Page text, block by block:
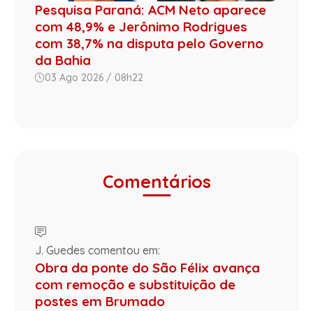
Pesquisa Paraná: ACM Neto aparece
com 48,9% e Jerônimo Rodrigues
com 38,7% na disputa pelo Governo
da Bahia
03 Ago 2026 / 08h22
Comentários
J. Guedes comentou em:
Obra da ponte do São Félix avança
com remoção e substituição de
postes em Brumado